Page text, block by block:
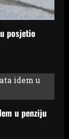
posjetio
u penziju